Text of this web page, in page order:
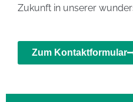
Zukunft in unserer
Zum Kontaktformular